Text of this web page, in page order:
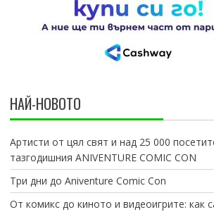
НАЙ-НОВОТО
Артисти от цял свят и над 25 000
тазгодишния ANIVENTURE COMIC CON
Три дни до Aniventure Comic Con
От комикс до киното и видеоигрите: как